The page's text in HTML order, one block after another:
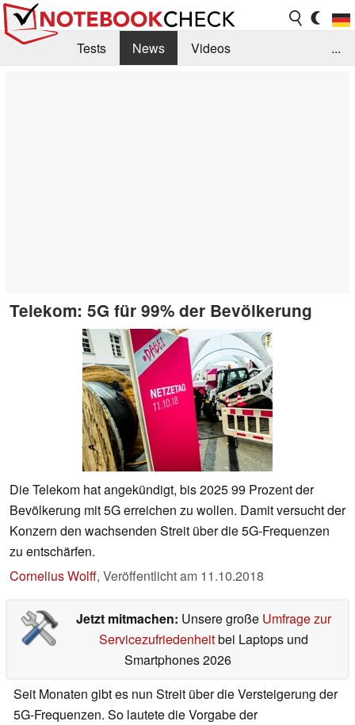
Tests News
Videos
...
Telekom: 5G für 99% der Bevölkerung
Die Telekom hat angekündigt, bis 2025 99 Prozent der
Bevölkerung mit 5G erreichen zu wollen. Damit versucht der
Konzern den wachsenden Streit über die 5G-Frequenzen
zu entschärfen.
Cornelius Wolff, Veröffentlicht am 11.10.2018
Jetzt mitmachen: Unsere große Umfrage zur
Servicezufriedenheitbei Laptops und
Smartphones 2026
Seit Monaten gibt es nun Streit über die Versteigerung der
5G-Frequenzen. So lautete die Vorgabe der